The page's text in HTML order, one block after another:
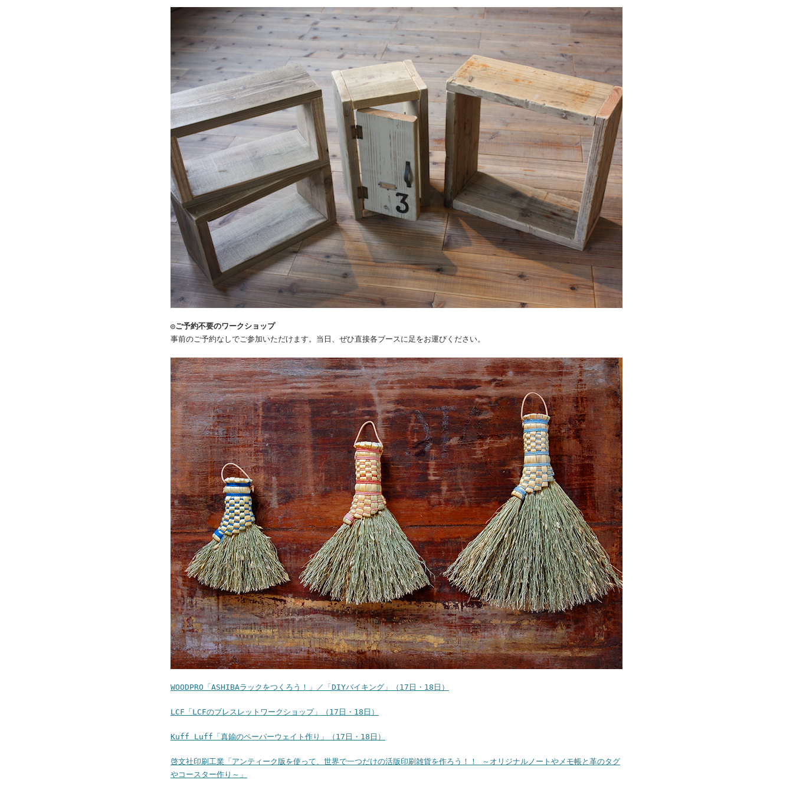
◎ご予約不要のワークショップ
事前のご予約なしでご参加いただけます。当日、ぜひ直接各ブースに足をお運びください。
WOODPRO「ASHIBAラックをつくろう！」／「DIYバイキング」（17日・18日）
LCF「LCFのブレスレットワークショップ」（17日・18日）
Kuff Luff「真鍮のペーパーウェイト作り」（17日・18日）
啓文社印刷工業「アンティーク版を使って、世界で一つだけの活版印刷雑貨を作ろう！！ ～オリジナルノートやメモ帳と革のタグ
やコースター作り～」